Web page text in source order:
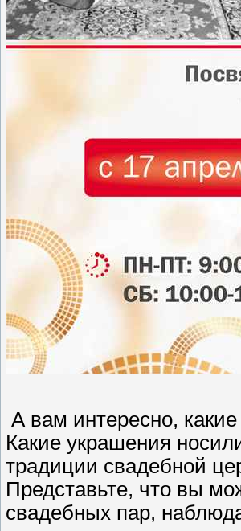
А вам интересно,
Какие украшения
традиции свадебной
Представьте, что вы
свадебных пар,